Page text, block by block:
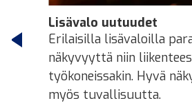
Bosch pyyhkijänsulat
Laadukkaat Bosch-
Saksalainen Bosch
korkeasta laadusta,
yllättävää, että myös
pyyhkijänsulat ovat